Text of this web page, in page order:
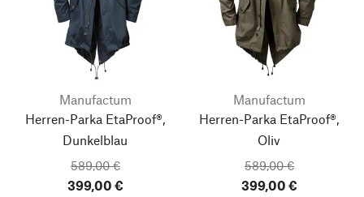
Manufactum
Herren-Parka EtaProof®,
Dunkelblau
589,00 €
399,00 €
Manufactum
Herren-Parka EtaProof®,
Oliv
589,00 €
399,00 €